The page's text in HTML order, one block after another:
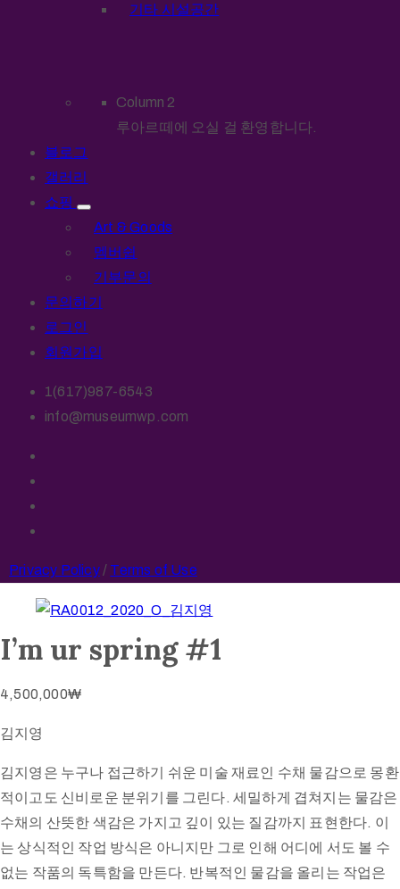
기타 시설공간
Column 2
루아르떼에 오실 걸 환영합니다.
블로그
갤러리
쇼핑
Art & Goods
멤버쉽
기부문의
문의하기
로그인
회원가입
1(617)987-6543
info@museumwp.com
Privacy Policy/ Terms of Use
I’m ur spring #1
4,500,000₩
김지영
김지영은 누구나 접근하기 쉬운 미술 재료인 수채 물감으로 몽환
적이고도 신비로운 분위기를 그린다. 세밀하게 겹쳐지는 물감은
수채의 산뜻한 색감은 가지고 깊이 있는 질감까지 표현한다. 이
는 상식적인 작업 방식은 아니지만 그로 인해 어디에 서도 볼 수
없는 작품의 독특함을 만든다. 반복적인 물감을 올리는 작업은